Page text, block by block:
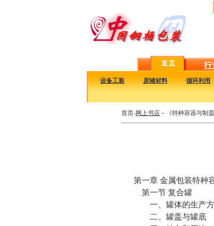
首 页
行
·设备工装 ·原辅材料 ·循环利用
首页-网上书店 －《特种容器与制
第一章 金属包装特种
第一节 复合罐
一、罐体的生产
二、罐盖与罐底